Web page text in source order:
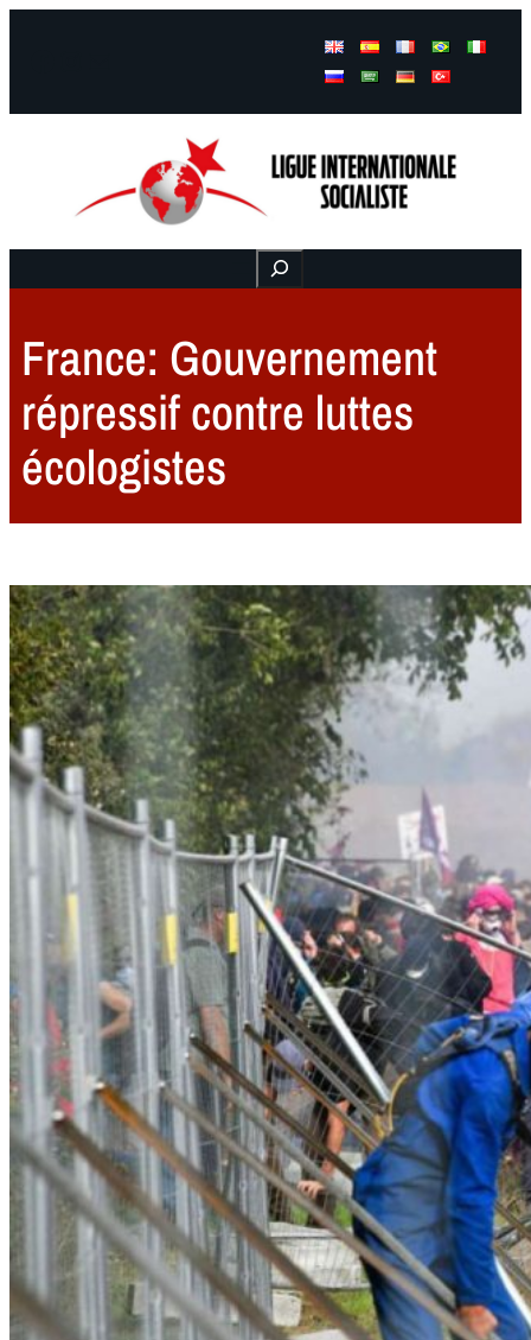
Buscar
France: Gouvernement
répressif contre luttes
écologistes